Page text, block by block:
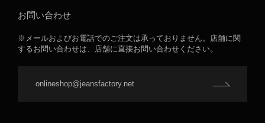
お問い合わせ
※メールおよびお電話でのご注文は承っておりません。店舗に関
するお問い合わせは、店舗に直接お問い合わせください。
onlineshop@jeansfactory.net